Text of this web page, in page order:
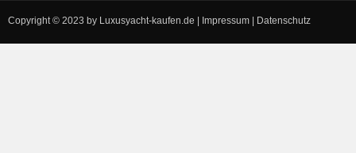
Copyright © 2023 by Luxusyacht-kaufen.de Impressum Datenschutz